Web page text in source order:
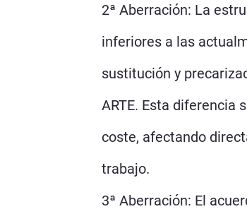
2ª Aberración: La
inferiores a las
sustitución y
ARTE. Esta diferencia
coste, afectando
trabajo.
3ª Aberración: El